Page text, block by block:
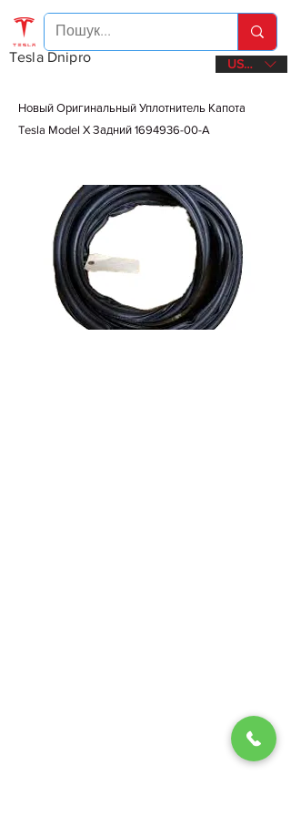
Tesla Dnipro USD ($)
Новый Оригинальный Уплотнитель Капота
Tesla Model X Задний 1694936-00-A